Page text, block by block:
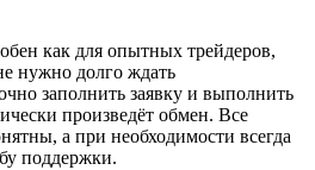
как для опытных трейдеров,
нужно долго ждать
заполнить заявку и выполнить
произведёт обмен. Все
а при необходимости всегда
поддержки.